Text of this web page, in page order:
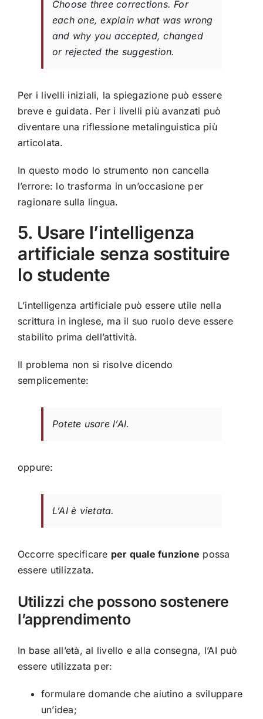
Choose three corrections. For
each one, explain what was wrong
and why you accepted, changed
or rejected the suggestion.
Per i livelli iniziali, la spiegazione può essere
breve e guidata. Per i livelli più avanzati può
diventare una riflessione metalinguistica più
articolata.
In questo modo lo strumento non cancella
l’errore: lo trasforma in un’occasione per
ragionare sulla lingua.
5. Usare l’intelligenza
artificiale senza sostituire
lo studente
L’intelligenza artificiale può essere utile nella
scrittura in inglese, ma il suo ruolo deve essere
stabilito prima dell’attività.
Il problema non si risolve dicendo
semplicemente:
Potete usare l’AI.
oppure:
L’AI è vietata.
Occorre specificare per quale funzione possa
essere utilizzata.
Utilizzi che possono sostenere
l’apprendimento
In base all’età, al livello e alla consegna, l’AI può
essere utilizzata per:
formulare domande che aiutino a sviluppare
un’idea;